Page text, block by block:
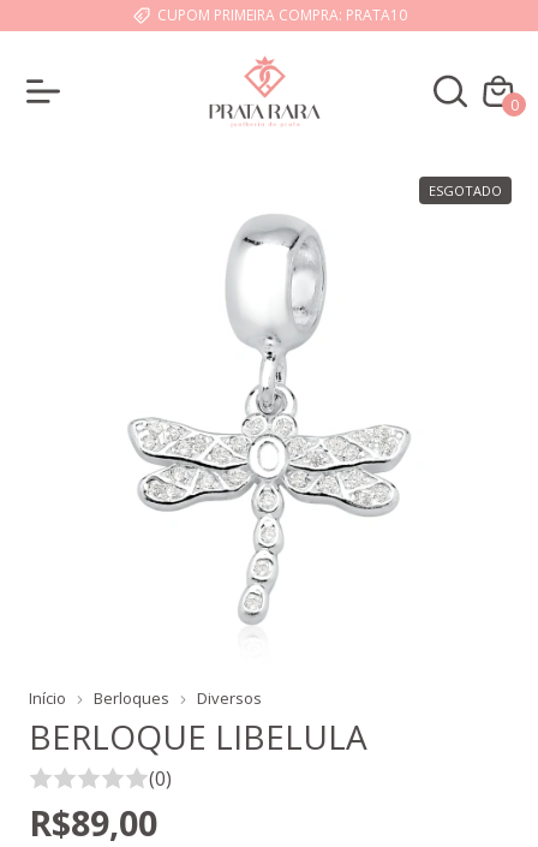
CUPOM PRIMEIRA COMPRA: PRATA10
0
ESGOTADO
Início Berloques Diversos
BERLOQUE LIBELULA
(0)
R$89,00